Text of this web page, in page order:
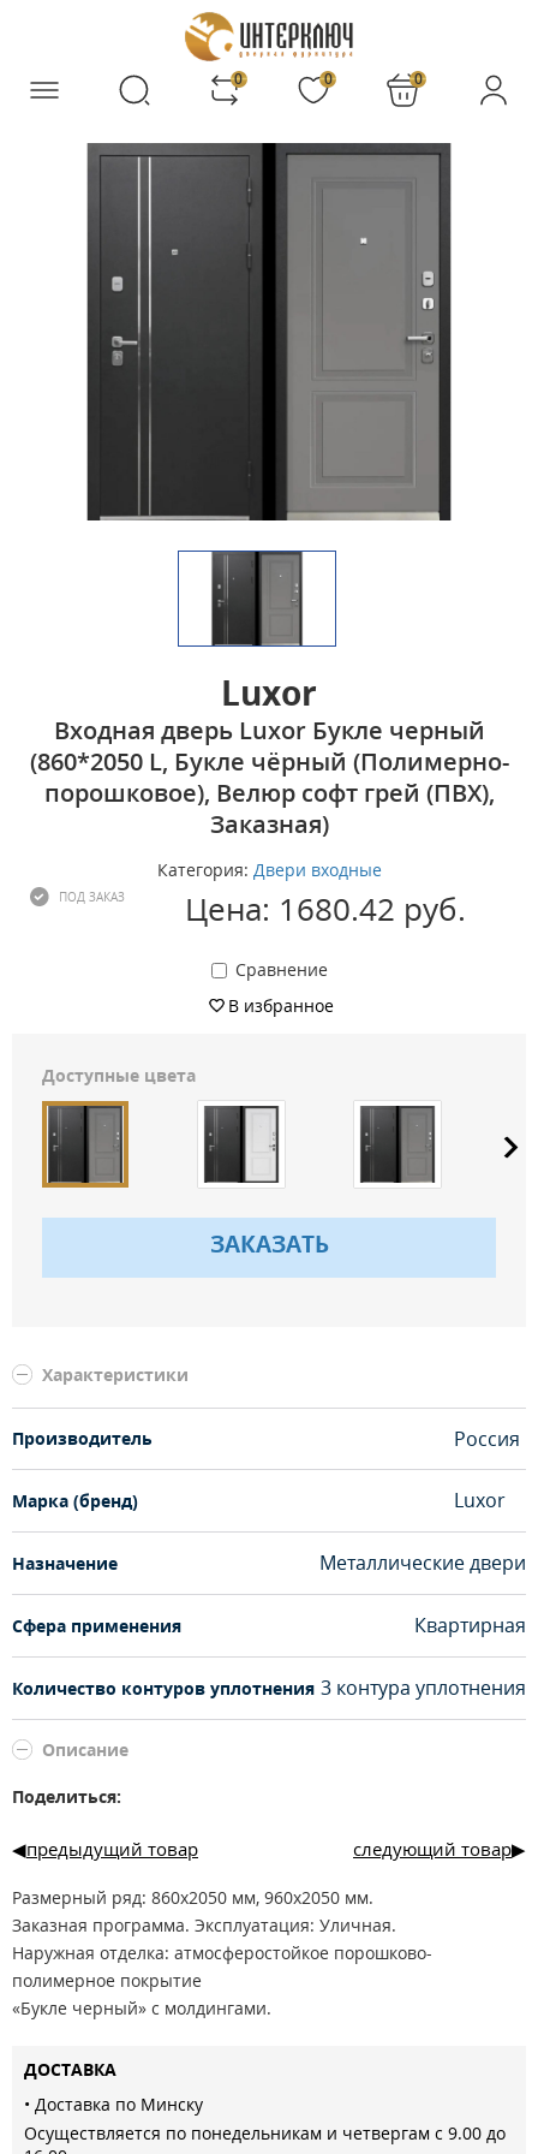
0 0 0
Luxor
Входная дверь Luxor Букле черный
(860*2050 L, Букле чёрный (Полимерно-
порошковое), Велюр софт грей (ПВХ),
Заказная)
Категория: Двери входные
ПОД ЗАКАЗ Цена: 1680.42 руб.
Сравнение
В избранное
Доступные цвета
ЗАКАЗАТЬ
Характеристики
Производитель Россия
Марка (бренд) Luxor
Назначение Металлические двери
Сфера применения Квартирная
Количество контуров уплотнения 3 контура уплотнения
Описание
Поделиться:
предыдущий товар следующий товар
Размерный ряд: 860x2050 мм, 960x2050 мм.
Заказная программа. Эксплуатация: Уличная.
Наружная отделка: атмосферостойкое порошково-
полимерное покрытие
«Букле черный» с молдингами.
белый», «Велюр
Толщина металла (полотно/коробка): 1,2 мм/1,4 мм
Глубина короба: 128 мм.
ДОСТАВКА
• Доставка по Минску
Осуществляется по понедельникам и четвергам с 9.00 до